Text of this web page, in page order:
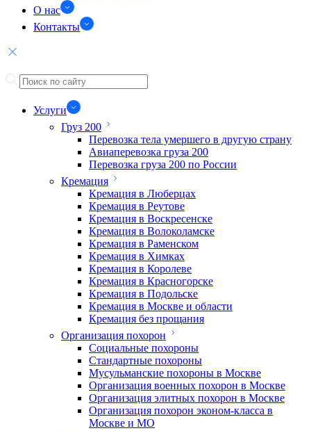
О нас
Контакты
Услуги
Груз 200
Перевозка тела умершего в другую страну
Авиаперевозка груза 200
Перевозка груза 200 по России
Кремация
Кремация в Люберцах
Кремация в Реутове
Кремация в Воскресенске
Кремация в Волоколамске
Кремация в Раменском
Кремация в Химках
Кремация в Королеве
Кремация в Красногорске
Кремация в Подольске
Кремация в Москве и области
Кремация без прощания
Организация похорон
Социальные похороны
Стандартные похороны
Мусульманские похороны в Москве
Организация военных похорон в Москве
Организация элитных похорон в Москве
Организация похорон эконом-класса в
Москве и МО